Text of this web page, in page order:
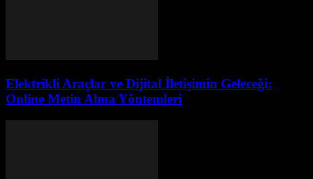
Elektrikli Araçlar ve Dijital İletişimin Geleceği:
Online Metin Alma Yöntemleri